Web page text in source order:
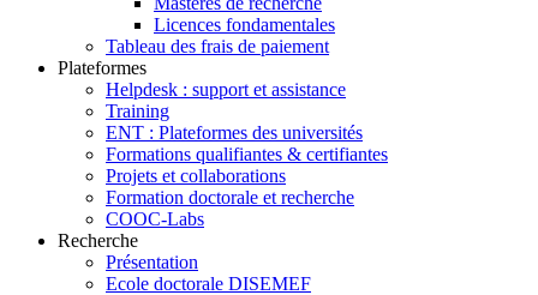
Licences fondamentales
Tableau des frais de paiement
Plateformes
Helpdesk : support et assistance
Training
ENT : Plateformes des universités
Formations qualifiantes & certifiantes
Projets et collaborations
Formation doctorale et recherche
COOC-Labs
Recherche
Présentation
Ecole doctorale DISEMEF